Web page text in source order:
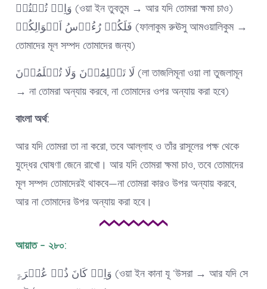
وَاِنۡ تُبۡتُمۡ (ওয়া ইন তুবতুম → আর যদি তোমরা ক্ষমা চাও)
فَلَکُمۡ رُءُوۡسُ اَمۡوَالِکُمۡ (ফালাকুম রুঊসু আমওয়ালিকুম →
তোমাদের মূল সম্পদ তোমাদের জন্য)
لَا تَظۡلِمُوۡنَ وَلَا تُظۡلَمُوۡنَ (লা তাজলিমূনা ওয়া লা তুজলামূন
→ না তোমরা অন্যায় করবে, না তোমাদের ওপর অন্যায় করা হবে)
বাংলা অর্থ:
আর যদি তোমরা তা না করো, তবে আল্লাহ ও তাঁর রাসূলের পক্ষ থেকে
যুদ্ধের ঘোষণা জেনে রাখো। আর যদি তোমরা ক্ষমা চাও, তবে তোমাদের
মূল সম্পদ তোমাদেরই থাকবে—না তোমরা কারও উপর অন্যায় করবে,
আর না তোমাদের উপর অন্যায় করা হবে।
আয়াত – ২৮০:
وَاِنۡ کَانَ ذُوۡ عُسۡرَۃٍ (ওয়া ইন কানা যূ ‘উসরা → আর যদি সে